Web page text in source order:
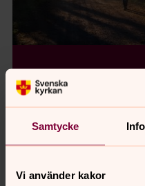
Samtycke
Vi använder kakor
Nyfiken på
Kommande